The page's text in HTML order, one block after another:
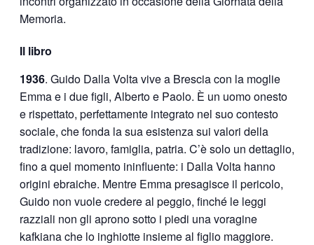
Memoria.
Il libro
1936. Guido Dalla Volta vive a Brescia con la moglie
Emma e i due figli, Alberto e Paolo. È un uomo onesto
e rispettato, perfettamente integrato nel suo contesto
sociale, che fonda la sua esistenza sui valori della
tradizione: lavoro, famiglia, patria. C’è solo un dettaglio,
fino a quel momento ininfluente: i Dalla Volta hanno
origini ebraiche. Mentre Emma presagisce il pericolo,
Guido non vuole credere al peggio, finché le leggi
razziali non gli aprono sotto i piedi una voragine
kafkiana che lo inghiotte insieme al figlio maggiore.